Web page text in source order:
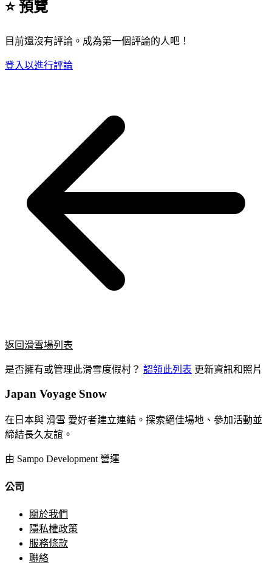
⭐ 預覽
目前還沒有評論。成為第一個評論的人吧！
登入以進行評論
返回滑雪場列表
是否擁有或管理此滑雪度假村？ 認領此列表 更新資訊和照片
Japan Voyage Snow
在日本與 滑雪 愛好者建立連結。探索絕佳場地、參加活動並
締結長久友誼。
由 Sampo Development 營運
公司
關於我們
隱私權政策
服務條款
聯絡